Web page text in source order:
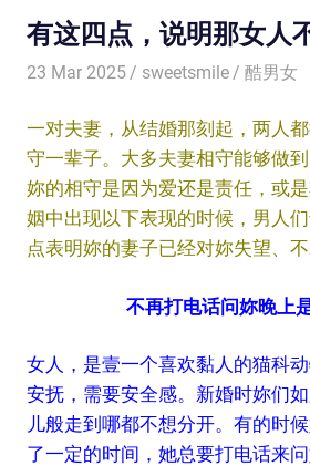
有这四点，说明那女人
23 Mar 2025 sweetsmile 酷男女
一对夫妻，从结婚那刻起，两人
守一辈子。大多夫妻相守能够做
妳的相守是因为爱还是责任，或
姻中出现以下表现的时候，男人
点表明妳的妻子已经对妳失望、不
不再打电话问妳晚上
女人，是壹一个喜欢黏人的猫科
安抚，需要安全感。新婚时妳们
儿般走到哪都不想分开。有的时
了一定的时间，她总要打电话来问